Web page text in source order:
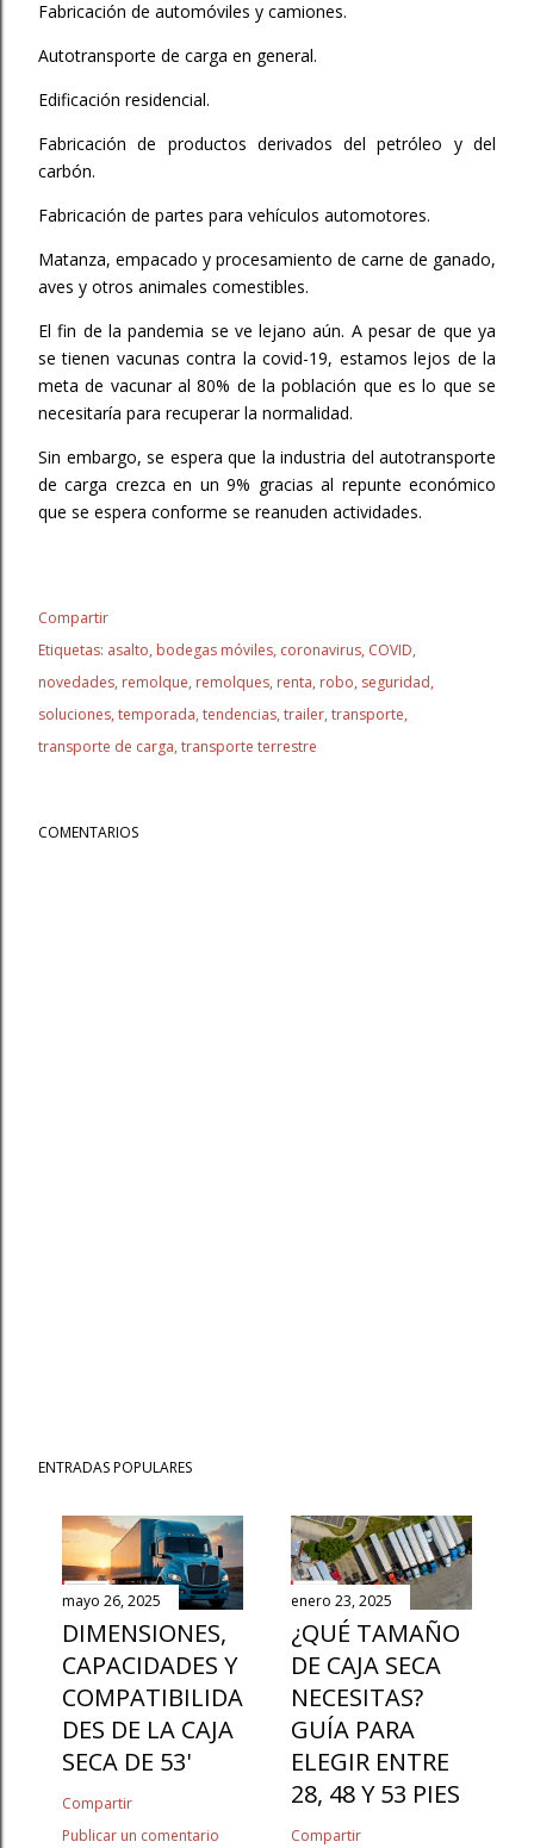
Fabricación de automóviles y camiones.
Autotransporte de carga en general.
Edificación residencial.
Fabricación de productos derivados del petróleo y del
carbón.
Fabricación de partes para vehículos automotores.
Matanza, empacado y procesamiento de carne de ganado,
aves y otros animales comestibles.
El fin de la pandemia se ve lejano aún. A pesar de que ya
se tienen vacunas contra la covid-19, estamos lejos de la
meta de vacunar al 80% de la población que es lo que se
necesitaría para recuperar la normalidad.
Sin embargo, se espera que la industria del autotransporte
de carga crezca en un 9% gracias al repunte económico
que se espera conforme se reanuden actividades.
Compartir
Etiquetas: asalto bodegas móviles coronavirus COVID
novedades remolque remolques renta robo seguridad
soluciones temporada tendencias trailer transporte
transporte de carga transporte terrestre
COMENTARIOS
ENTRADAS POPULARES
mayo 26, 2025
DIMENSIONES,
CAPACIDADES Y
COMPATIBILIDA
DES DE LA CAJA
SECA DE 53'
Compartir
Publicar un comentario
enero 23, 2025
¿QUÉ TAMAÑO
DE CAJA SECA
NECESITAS?
GUÍA PARA
ELEGIR ENTRE
28, 48 Y 53 PIES
Compartir